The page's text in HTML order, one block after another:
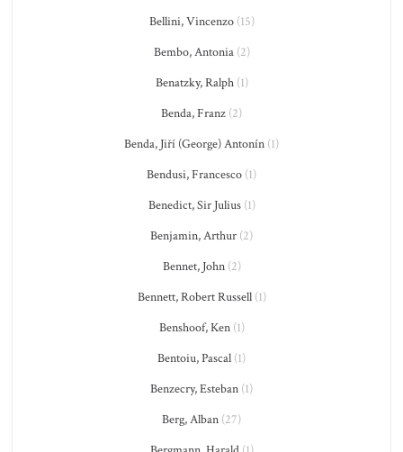
Bellini, Vincenzo(15)
Bembo, Antonia(2)
Benatzky, Ralph(1)
Benda, Franz (2)
Benda, Jiří (George) Antonín (1)
Bendusi, Francesco (1)
Benedict, Sir Julius(1)
Benjamin, Arthur (2)
Bennet, John(2)
Bennett, Robert Russell(1)
Benshoof, Ken(1)
Bentoiu, Pascal (1)
Benzecry, Esteban (1)
Berg, Alban (27)